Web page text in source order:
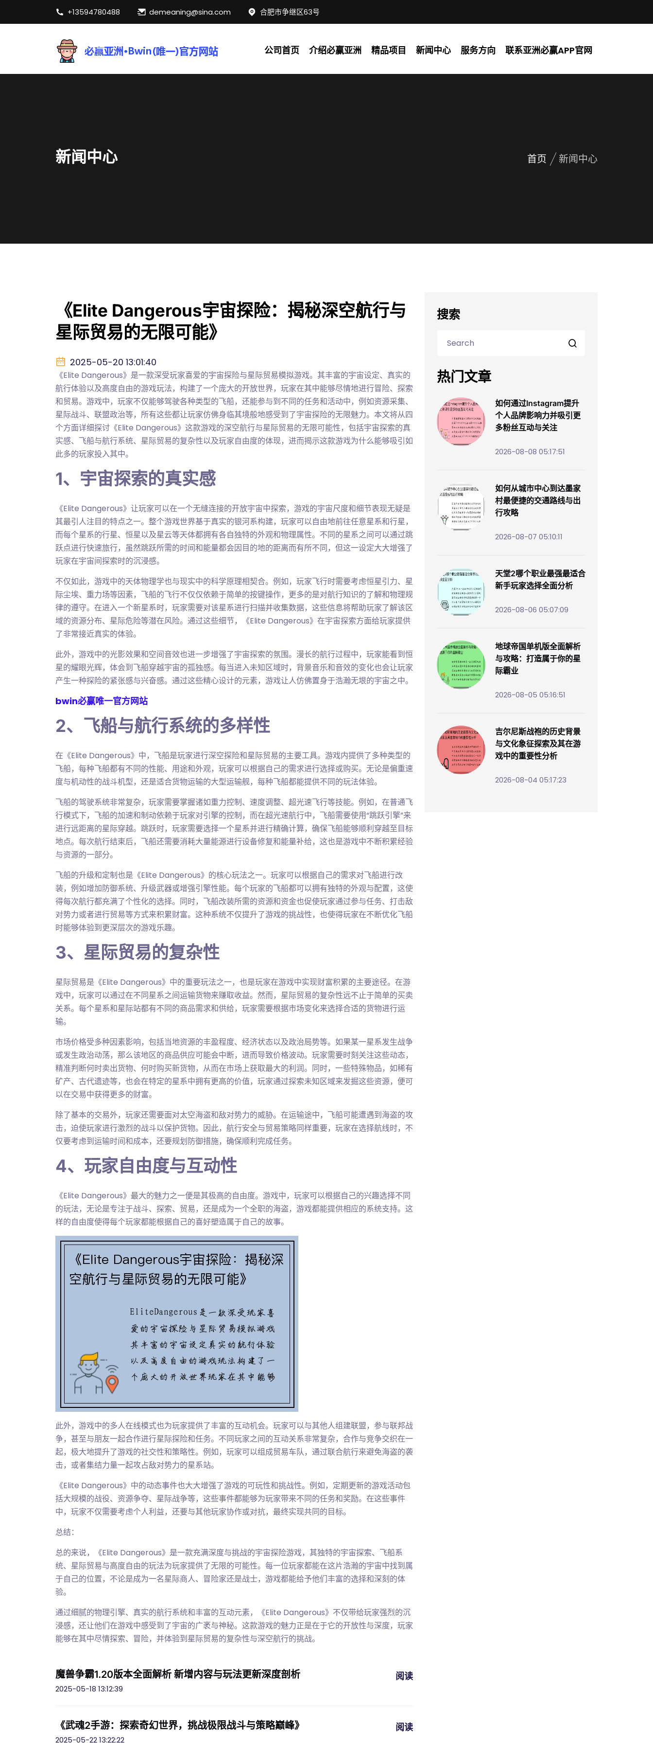
+13594780488 demeaning@sina.com 合肥市争继区63号
公司首页 介绍必赢亚洲 精品项目 新闻中心 服务方向 联系亚洲必赢APP官网
新闻中心 首页 新闻中心
《Elite Dangerous宇宙探险：揭秘深空航行与
星际贸易的无限可能》
2025-05-20 13:01:40
《Elite Dangerous》是一款深受玩家喜爱的宇宙探险与星际贸易模拟游戏。其丰富的宇宙设定、真实的
航行体验以及高度自由的游戏玩法，构建了一个庞大的开放世界，玩家在其中能够尽情地进行冒险、探索
和贸易。游戏中，玩家不仅能够驾驶各种类型的飞船，还能参与到不同的任务和活动中，例如资源采集、
星际战斗、联盟政治等，所有这些都让玩家仿佛身临其境般地感受到了宇宙探险的无限魅力。本文将从四
个方面详细探讨《Elite Dangerous》这款游戏的深空航行与星际贸易的无限可能性，包括宇宙探索的真
实感、飞船与航行系统、星际贸易的复杂性以及玩家自由度的体现，进而揭示这款游戏为什么能够吸引如
此多的玩家投入其中。
1、宇宙探索的真实感
《Elite Dangerous》让玩家可以在一个无缝连接的开放宇宙中探索，游戏的宇宙尺度和细节表现无疑是
其最引人注目的特点之一。整个游戏世界基于真实的银河系构建，玩家可以自由地前往任意星系和行星，
而每个星系的行星、恒星以及星云等天体都拥有各自独特的外观和物理属性。不同的星系之间可以通过跳
跃点进行快速旅行，虽然跳跃所需的时间和能量都会因目的地的距离而有所不同，但这一设定大大增强了
玩家在宇宙间探索时的沉浸感。
不仅如此，游戏中的天体物理学也与现实中的科学原理相契合。例如，玩家飞行时需要考虑恒星引力、星
际尘埃、重力场等因素，飞船的飞行不仅仅依赖于简单的按键操作，更多的是对航行知识的了解和物理规
律的遵守。在进入一个新星系时，玩家需要对该星系进行扫描并收集数据，这些信息将帮助玩家了解该区
域的资源分布、星际危险等潜在风险。通过这些细节，《Elite Dangerous》在宇宙探索方面给玩家提供
了非常接近真实的体验。
此外，游戏中的光影效果和空间音效也进一步增强了宇宙探索的氛围。漫长的航行过程中，玩家能看到恒
星的耀眼光辉，体会到飞船穿越宇宙的孤独感。每当进入未知区域时，背景音乐和音效的变化也会让玩家
产生一种探险的紧张感与兴奋感。通过这些精心设计的元素，游戏让人仿佛置身于浩瀚无垠的宇宙之中。
bwin必赢唯一官方网站
2、飞船与航行系统的多样性
在《Elite Dangerous》中，飞船是玩家进行深空探险和星际贸易的主要工具。游戏内提供了多种类型的
飞船，每种飞船都有不同的性能、用途和外观，玩家可以根据自己的需求进行选择或购买。无论是偏重速
度与机动性的战斗机型，还是适合货物运输的大型运输舰，每种飞船都能提供不同的玩法体验。
飞船的驾驶系统非常复杂，玩家需要掌握诸如重力控制、速度调整、超光速飞行等技能。例如，在普通飞
行模式下，飞船的加速和制动依赖于玩家对引擎的控制，而在超光速航行中，飞船需要使用“跳跃引擎”来
进行远距离的星际穿越。跳跃时，玩家需要选择一个星系并进行精确计算，确保飞船能够顺利穿越至目标
地点。每次航行结束后，飞船还需要消耗大量能源进行设备修复和能量补给，这也是游戏中不断积累经验
与资源的一部分。
飞船的升级和定制也是《Elite Dangerous》的核心玩法之一。玩家可以根据自己的需求对飞船进行改
装，例如增加防御系统、升级武器或增强引擎性能。每个玩家的飞船都可以拥有独特的外观与配置，这使
得每次航行都充满了个性化的选择。同时，飞船改装所需的资源和资金也促使玩家通过参与任务、打击敌
对势力或者进行贸易等方式来积累财富。这种系统不仅提升了游戏的挑战性，也使得玩家在不断优化飞船
时能够体验到更深层次的游戏乐趣。
3、星际贸易的复杂性
星际贸易是《Elite Dangerous》中的重要玩法之一，也是玩家在游戏中实现财富积累的主要途径。在游
戏中，玩家可以通过在不同星系之间运输货物来赚取收益。然而，星际贸易的复杂性远不止于简单的买卖
关系。每个星系和星际站都有不同的商品需求和供给，玩家需要根据市场变化来选择合适的货物进行运
输。
市场价格受多种因素影响，包括当地资源的丰盈程度、经济状态以及政治局势等。如果某一星系发生战争
或发生政治动荡，那么该地区的商品供应可能会中断，进而导致价格波动。玩家需要时刻关注这些动态，
精准判断何时卖出货物、何时购买新货物，从而在市场上获取最大的利润。同时，一些特殊物品，如稀有
矿产、古代遗迹等，也会在特定的星系中拥有更高的价值，玩家通过探索未知区域来发掘这些资源，便可
以在交易中获得更多的财富。
除了基本的交易外，玩家还需要面对太空海盗和敌对势力的威胁。在运输途中，飞船可能遭遇到海盗的攻
击，迫使玩家进行激烈的战斗以保护货物。因此，航行安全与贸易策略同样重要，玩家在选择航线时，不
仅要考虑到运输时间和成本，还要规划防御措施，确保顺利完成任务。
4、玩家自由度与互动性
《Elite Dangerous》最大的魅力之一便是其极高的自由度。游戏中，玩家可以根据自己的兴趣选择不同
的玩法，无论是专注于战斗、探索、贸易，还是成为一个全职的海盗，游戏都能提供相应的系统支持。这
样的自由度使得每个玩家都能根据自己的喜好塑造属于自己的故事。
此外，游戏中的多人在线模式也为玩家提供了丰富的互动机会。玩家可以与其他人组建联盟，参与联邦战
争，甚至与朋友一起合作进行星际探险和任务。不同玩家之间的互动关系非常复杂，合作与竞争交织在一
起，极大地提升了游戏的社交性和策略性。例如，玩家可以组成贸易车队，通过联合航行来避免海盗的袭
击，或者集结力量一起攻占敌对势力的星系站。
《Elite Dangerous》中的动态事件也大大增强了游戏的可玩性和挑战性。例如，定期更新的游戏活动包
括大规模的战役、资源争夺、星际战争等，这些事件都能够为玩家带来不同的任务和奖励。在这些事件
中，玩家不仅需要考虑个人利益，还要与其他玩家协作或对抗，最终实现共同的目标。
总结：
总的来说，《Elite Dangerous》是一款充满深度与挑战的宇宙探险游戏，其独特的宇宙探索、飞船系
统、星际贸易与高度自由的玩法为玩家提供了无限的可能性。每一位玩家都能在这片浩瀚的宇宙中找到属
于自己的位置，不论是成为一名星际商人、冒险家还是战士，游戏都能给予他们丰富的选择和深刻的体
验。
通过细腻的物理引擎、真实的航行系统和丰富的互动元素，《Elite Dangerous》不仅带给玩家强烈的沉
浸感，还让他们在游戏中感受到了宇宙的广袤与神秘。这款游戏的魅力正是在于它的开放性与深度，玩家
能够在其中尽情探索、冒险，并体验到星际贸易的复杂性与深空航行的挑战。
魔兽争霸1.20版本全面解析 新增内容与玩法更新深度剖析
2025-05-18 13:12:39
阅读
《武魂2手游：探索奇幻世界，挑战极限战斗与策略巅峰》
2025-05-22 13:22:22
阅读
搜索
热门文章
如何通过Instagram提升
个人品牌影响力并吸引更
多粉丝互动与关注
2026-08-08 05:17:51
如何从城市中心到达墨家
村最便捷的交通路线与出
行攻略
2026-08-07 05:10:11
天堂2哪个职业最强最适合
新手玩家选择全面分析
2026-08-06 05:07:09
地球帝国单机版全面解析
与攻略：打造属于你的星
际霸业
2026-08-05 05:16:51
吉尔尼斯战袍的历史背景
与文化象征探索及其在游
戏中的重要性分析
2026-08-04 05:17:23